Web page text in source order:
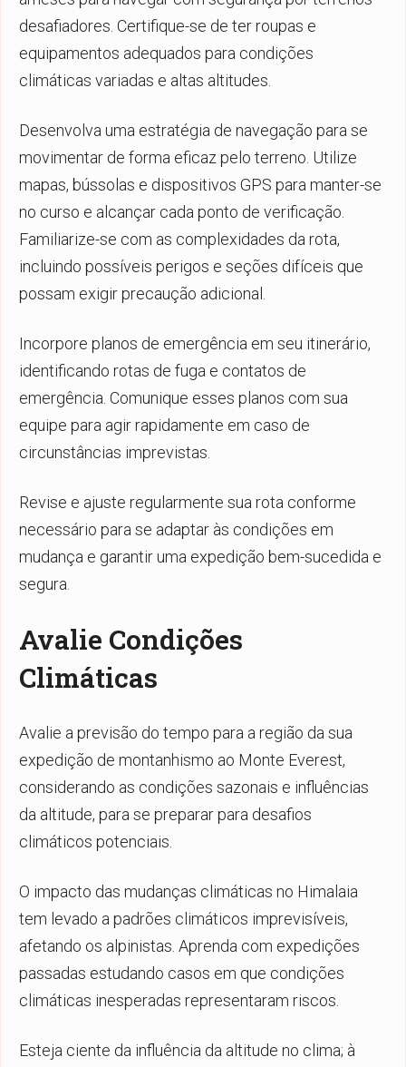
desafiadores. Certifique-se de ter roupas e
equipamentos adequados para condições
climáticas variadas e altas altitudes.
Desenvolva uma estratégia de navegação para se
movimentar de forma eficaz pelo terreno. Utilize
mapas, bússolas e dispositivos GPS para manter-se
no curso e alcançar cada ponto de verificação.
Familiarize-se com as complexidades da rota,
incluindo possíveis perigos e seções difíceis que
possam exigir precaução adicional.
Incorpore planos de emergência em seu itinerário,
identificando rotas de fuga e contatos de
emergência. Comunique esses planos com sua
equipe para agir rapidamente em caso de
circunstâncias imprevistas.
Revise e ajuste regularmente sua rota conforme
necessário para se adaptar às condições em
mudança e garantir uma expedição bem-sucedida e
segura.
Avalie Condições
Climáticas
Avalie a previsão do tempo para a região da sua
expedição de montanhismo ao Monte Everest,
considerando as condições sazonais e influências
da altitude, para se preparar para desafios
climáticos potenciais.
O impacto das mudanças climáticas no Himalaia
tem levado a padrões climáticos imprevisíveis,
afetando os alpinistas. Aprenda com expedições
passadas estudando casos em que condições
climáticas inesperadas representaram riscos.
Esteja ciente da influência da altitude no clima; à